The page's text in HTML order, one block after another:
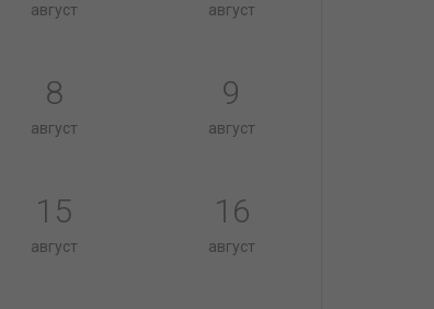
август август
8
август
9
август
15
август
16
август